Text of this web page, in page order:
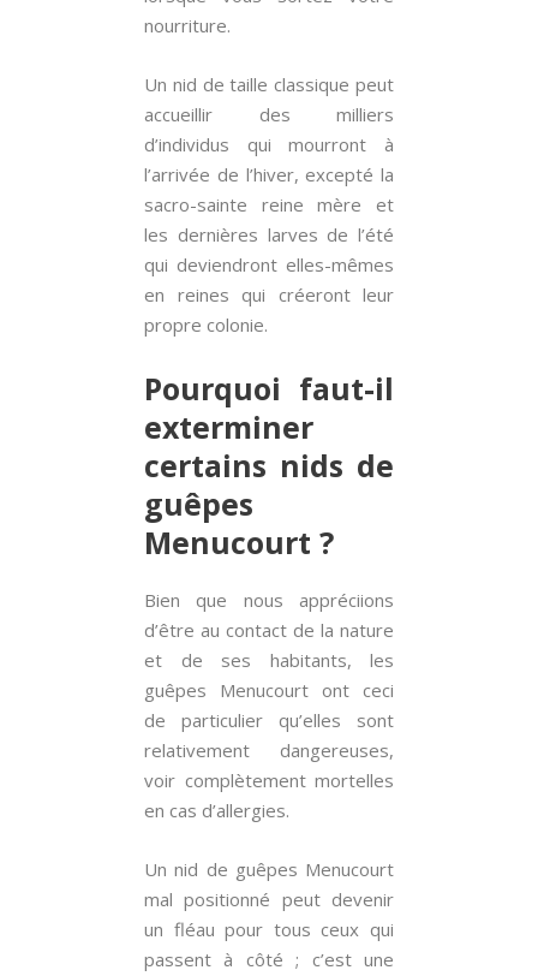
nourriture.
Un nid de taille classique peut
accueillir des milliers
d’individus qui mourront à
l’arrivée de l’hiver, excepté la
sacro-sainte reine mère et
les dernières larves de l’été
qui deviendront elles-mêmes
en reines qui créeront leur
propre colonie.
Pourquoi faut-il
exterminer
certains nids de
guêpes
Menucourt ?
Bien que nous appréciions
d’être au contact de la nature
et de ses habitants, les
guêpes Menucourt ont ceci
de particulier qu’elles sont
relativement dangereuses,
voir complètement mortelles
en cas d’allergies.
Un nid de guêpes Menucourt
mal positionné peut devenir
un fléau pour tous ceux qui
passent à côté ; c’est une